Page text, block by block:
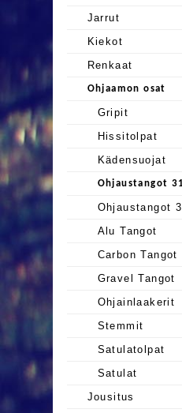
Jarrut
Kiekot
Renkaat
Ohjaamon osat
Gripit
Hissitolpat
Kädensuojat
Ohjaustangot
Ohjaustangot
Alu Tangot
Carbon Tangot
Gravel Tangot
Ohjainlaakerit
Stemmit
Satulatolpat
Satulat
Jousitus